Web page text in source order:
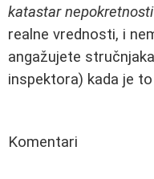
katastar nepokretnosti
realne vrednosti, i
angažujete
inspektora) kada je
Komentari